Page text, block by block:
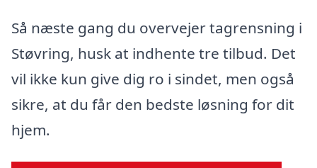
Så næste gang du overvejer tagrensning i
Støvring, husk at indhente tre tilbud. Det
vil ikke kun give dig ro i sindet, men også
sikre, at du får den bedste løsning for dit
hjem.